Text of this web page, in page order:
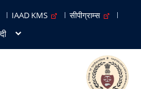
IAAD KMS सीपीग्राम्स